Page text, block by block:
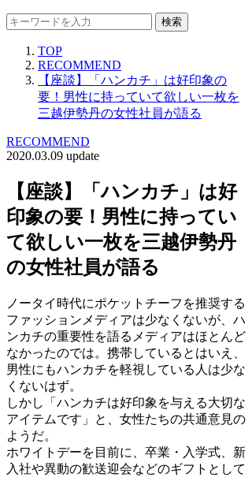
検索
TOP
RECOMMEND
【座談】「ハンカチ」は好印象の
要！男性に持っていて欲しい一枚を
三越伊勢丹の女性社員が語る
RECOMMEND
2020.03.09 update
【座談】「ハンカチ」は好
印象の要！男性に持ってい
て欲しい一枚を三越伊勢丹
の女性社員が語る
ノータイ時代にポケットチーフを推奨する
ファッションメディアは少なくないが、ハ
ンカチの重要性を語るメディアはほとんど
なかったのでは。携帯しているとはいえ、
男性にもハンカチを軽視している人は少な
くないはず。
しかし「ハンカチは好印象を与える大切な
アイテムです」と、女性たちの共通意見の
ようだ。
ホワイトデーを目前に、卒業・入学式、新
入社や異動の歓送迎会などのギフトとして